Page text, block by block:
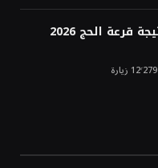
الاستعلام عن نتيجة قرعة الحج 2026
12٬279 زيارة